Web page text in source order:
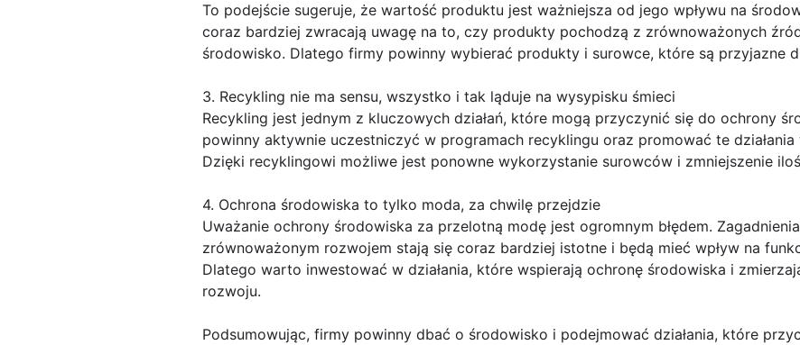
To podejście sugeruje, że wartość produktu jest ważniejsza od jego wpływu na
coraz bardziej zwracają uwagę na to, czy produkty pochodzą z zrównoważonych
środowisko. Dlatego firmy powinny wybierać produkty i surowce, które są przyjazne
3. Recykling nie ma sensu, wszystko i tak ląduje na wysypisku śmieci
Recykling jest jednym z kluczowych działań, które mogą przyczynić się do ochrony
powinny aktywnie uczestniczyć w programach recyklingu oraz promować te
Dzięki recyklingowi możliwe jest ponowne wykorzystanie surowców i zmniejszenie
4. Ochrona środowiska to tylko moda, za chwilę przejdzie
Uważanie ochrony środowiska za przelotną modę jest ogromnym błędem.
zrównoważonym rozwojem stają się coraz bardziej istotne i będą mieć wpływ na
Dlatego warto inwestować w działania, które wspierają ochronę środowiska i
rozwoju.
Podsumowując, firmy powinny dbać o środowisko i podejmować działania, które